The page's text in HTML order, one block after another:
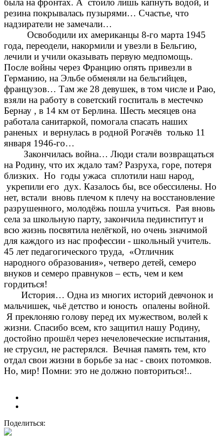
была на фронтах. А стоило лишь капнуть водой, и
резина покрывалась пузырями… Счастье, что
надзиратели не замечали…
Освободили их американцы 8-го марта 1945
года, переодели, накормили и увезли в Бельгию,
лечили и учили оказывать первую медпомощь.
После войны через Францию опять привезли в
Германию, на Эльбе обменяли на бельгийцев,
французов… Там же 28 девушек, в том числе и Раю,
взяли на работу в советский госпиталь в местечко
Бернау , в 14 км от Берлина. Шесть месяцев она
работала санитаркой, помогала спасать наших
раненых и вернулась в родной Рогачёв только 11
января 1946-го…
Закончилась война… Люди стали возвращаться
на Родину, что их ждало там? Разруха, горе, потеря
близких. Но годы ужаса сплотили наш народ,
укрепили его дух. Казалось бы, все обессилены. Но
нет, встали вновь плечом к плечу на восстановление
разрушенного, молодёжь пошла учиться. Рая вновь
села за школьную парту, закончила пединститут и
всю жизнь посвятила нелёгкой, но очень значимой
для каждого из нас профессии - школьный учитель.
45 лет педагогического труда, «Отличник
народного образования», четверо детей, семеро
внуков и семеро правнуков – есть, чем и кем
гордиться!
История… Одна из многих историй девчонок и
мальчишек, чьё детство и юность опалены войной.
Я преклоняю голову перед их мужеством, волей к
жизни. Спасибо всем, кто защитил нашу Родину,
достойно прошёл через нечеловеческие испытания,
не струсил, не растерялся. Вечная память тем, кто
отдал свои жизни в борьбе за нас - своих потомков.
Но, мир! Помни: это не должно повториться!..
Поделиться: